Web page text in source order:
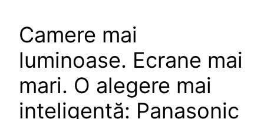
Camere mai
luminoase. Ecrane mai
mari. O alegere mai
inteligentă: Panasonic